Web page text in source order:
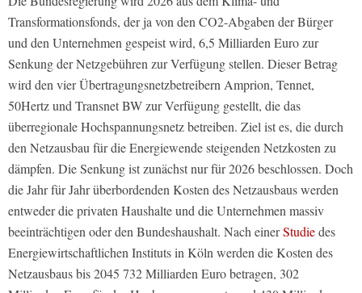
Transformationsfonds, der ja von den CO2-Abgaben der Bürger
und den Unternehmen gespeist wird, 6,5 Milliarden Euro zur
Senkung der Netzgebühren zur Verfügung stellen. Dieser Betrag
wird den vier Übertragungsnetzbetreibern Amprion, Tennet,
50Hertz und Transnet BW zur Verfügung gestellt, die das
überregionale Hochspannungsnetz betreiben. Ziel ist es, die durch
den Netzausbau für die Energiewende steigenden Netzkosten zu
dämpfen. Die Senkung ist zunächst nur für 2026 beschlossen. Doch
die Jahr für Jahr überbordenden Kosten des Netzausbaus werden
entweder die privaten Haushalte und die Unternehmen massiv
beeinträchtigen oder den Bundeshaushalt. Nach einerStudiedes
Energiewirtschaftlichen Instituts in Köln werden die Kosten des
Netzausbaus bis 2045 732 Milliarden Euro betragen, 302